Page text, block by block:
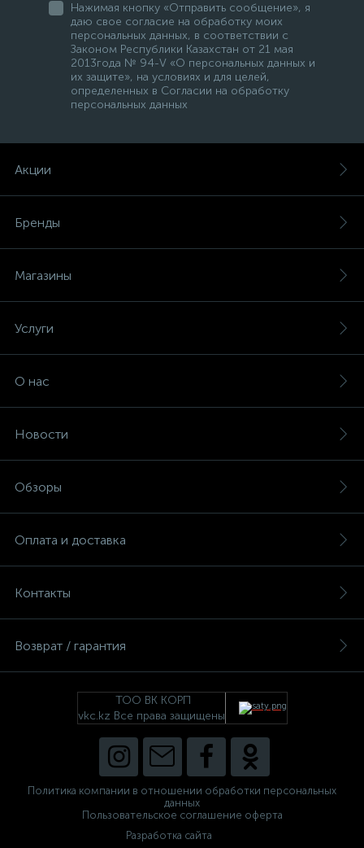
Нажимая кнопку «Отправить сообщение», я
даю свое согласие на обработку моих
персональных данных, в соответствии с
Законом Республики Казахстан от 21 мая
2013года № 94-V «О персональных данных и
их защите», на условиях и для целей,
определенных в Согласии на обработку
персональных данных
Акции
Бренды
Магазины
Услуги
О нас
Новости
Обзоры
Оплата и доставка
Контакты
Возврат / гарантия
ТОО ВК КОРП
vkc.kz Все права защищены
Политика компании в отношении обработки персональных
данных
Пользовательское соглашение оферта
Разработка сайта